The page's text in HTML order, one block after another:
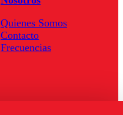
Quienes Somos
Contacto
Frecuencias